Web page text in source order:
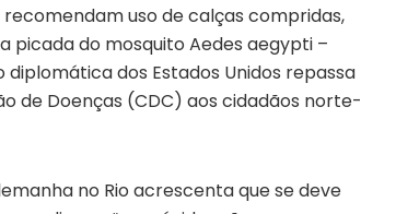
recomendam uso de calças compridas,
do mosquito Aedes aegypti –
diplomática dos Estados Unidos repassa
de Doenças (CDC) aos cidadãos norte-
no Rio acrescenta que se deve